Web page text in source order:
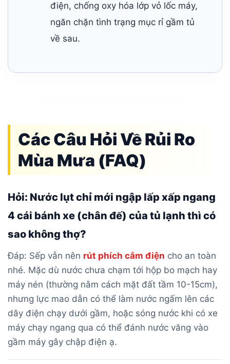
điện, chống oxy hóa lớp vỏ lốc máy,
ngăn chặn tình trạng mục rỉ gầm tủ
về sau.
Các Câu Hỏi Về Rủi Ro
Mùa Mưa (FAQ)
Hỏi: Nước lụt chỉ mới ngập lấp xấp ngang
4 cái bánh xe (chân đế) của tủ lạnh thì có
sao không thợ?
Đáp: Sếp vẫn nên rút phích cắm điện cho an toàn
nhé. Mặc dù nước chưa chạm tới hộp bo mạch hay
máy nén (thường nằm cách mặt đất tầm 10-15cm),
nhưng lực mao dẫn có thể làm nước ngấm lên các
dây điện chạy dưới gầm, hoặc sóng nước khi có xe
máy chạy ngang qua có thể đánh nước văng vào
gầm máy gây chập điện ạ.